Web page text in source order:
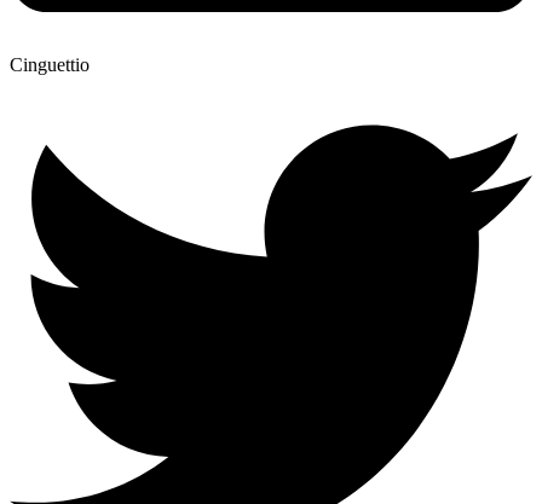
Cinguettio